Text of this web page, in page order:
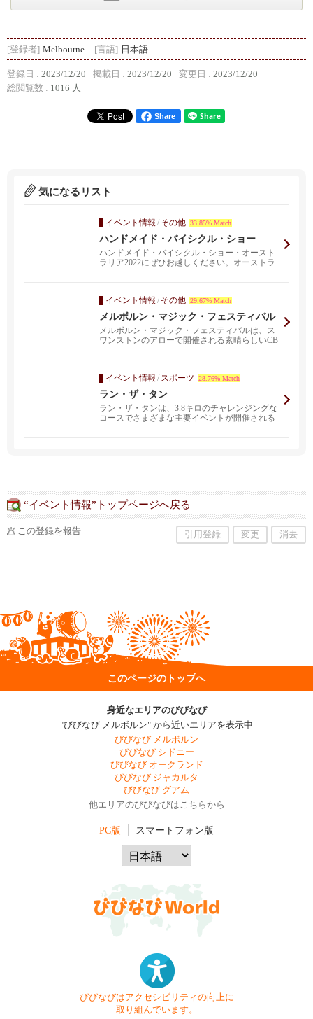
[登録者] Melbourne [言語] 日本語
登録日 : 2023/12/20 掲載日 : 2023/12/20 変更日 : 2023/12/20
総閲覧数 : 1016 人
Share
気になるリスト
イベント情報 / その他 33.85% Match
ハンドメイド・バイシクル・ショー
ハンドメイド・バイシクル・ショー・オースト
ラリア2022にぜひお越しください。オーストラ
イベント情報 / その他 29.67% Match
メルボルン・マジック・フェスティバル
メルボルン・マジック・フェスティバルは、ス
ワンストンのアローで開催される素晴らしいCB
イベント情報 / スポーツ 28.76% Match
ラン・ザ・タン
ラン・ザ・タンは、3.8キロのチャレンジングな
コースでさまざまな主要イベントが開催される
“イベント情報”トップページへ戻る
この登録を報告 引用登録 変更 消去
このページのトップへ
身近なエリアのびびなび
"びびなび メルボルン" から近いエリアを表示中
びびなび メルボルン
びびなび シドニー
びびなび オークランド
びびなび ジャカルタ
びびなび グアム
他エリアのびびなびはこちらから
PC版 スマートフォン版
びびなびはアクセシビリティの向上に
取り組んでいます。